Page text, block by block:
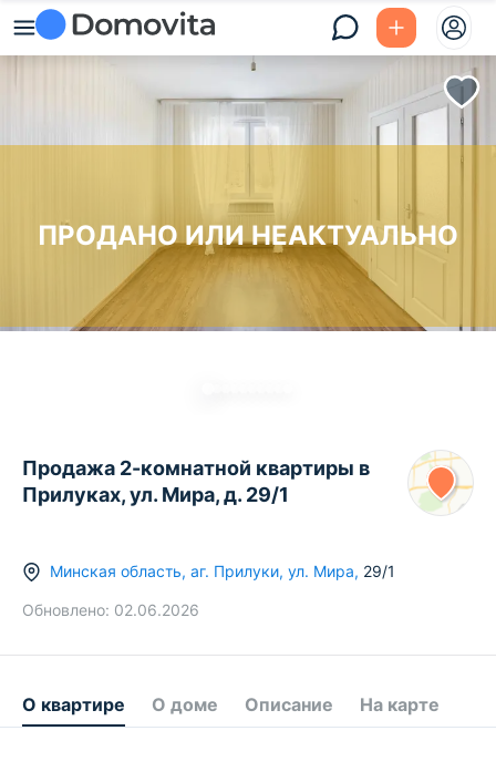
ПРОДАНО ИЛИ НЕАКТУАЛЬНО
Продажа 2-комнатной квартиры в
Прилуках, ул. Мира, д. 29/1
Минская область, аг. Прилуки, ул. Мира, 29/1
Обновлено: 02.06.2026
О квартире О доме Описание На карте